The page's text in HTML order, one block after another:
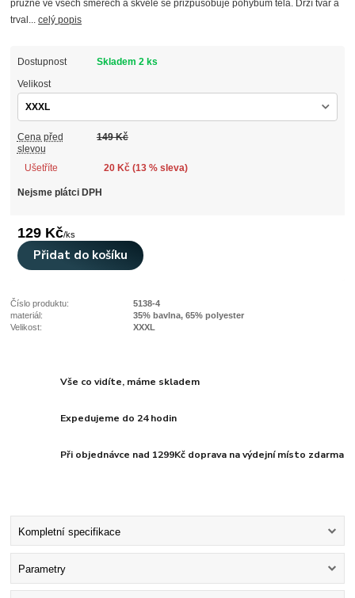
pružné ve všech směrech a skvěle se přizpůsobuje pohybům těla. Drží tvar a
trval...celý popis
Dostupnost Skladem 2 ks
Velikost
Cena před
slevou
149 Kč
Ušetříte 20 Kč (13% sleva)
Nejsme plátci DPH
129 Kč/ks
Přidat do košíku
Číslo produktu:
5138-4
materiál:
35% bavlna, 65% polyester
Velikost:
XXXL
Vše co vidíte, máme skladem
Expedujeme do 24 hodin
Při objednávce nad 1299Kč doprava na výdejní místo zdarma
Kompletní specifikace
Parametry